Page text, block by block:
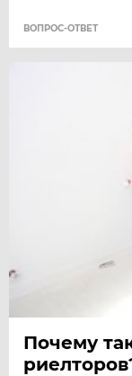
ВОПРОС-ОТВЕТ
Почему